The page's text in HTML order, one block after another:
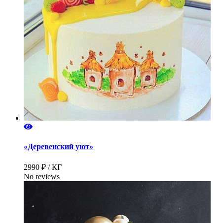
«Деревенский уют»
2990 ₽ / КГ
No reviews